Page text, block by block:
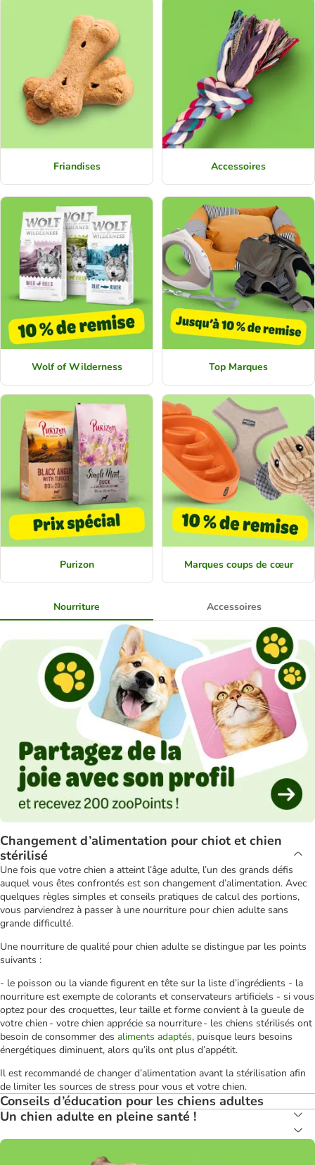
Friandises Accessoires
Wolf of Wilderness Top Marques
Purizon Marques coups de cœur
Nourriture Accessoires
Changement d’alimentation pour chiot et chien
stérilisé
Une fois que votre chien a atteint l’âge adulte, l’un des grands défis
auquel vous êtes confrontés est son changement d’alimentation. Avec
quelques règles simples et conseils pratiques de calcul des portions,
vous parviendrez à passer à une nourriture pour chien adulte sans
grande difficulté.
Une nourriture de qualité pour chien adulte se distingue par les points
suivants :
- le poisson ou la viande figurent en tête sur la liste d’ingrédients - la
nourriture est exempte de colorants et conservateurs artificiels - si vous
optez pour des croquettes, leur taille et forme convient à la gueule de
votre chien - votre chien apprécie sa nourriture - les chiens stérilisés ont
besoin de consommer des aliments adaptés, puisque leurs besoins
énergétiques diminuent, alors qu’ils ont plus d’appétit.
Il est recommandé de changer d’alimentation avant la stérilisation afin
de limiter les sources de stress pour vous et votre chien.
Conseils d’éducation pour les chiens adultes
Un chien adulte en pleine santé !